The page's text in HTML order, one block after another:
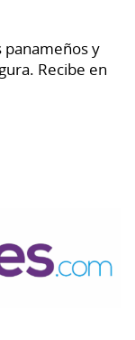
panameños y
Recibe en